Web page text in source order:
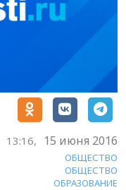
13:16, 15 июня 2016
ОБЩЕСТВО
ОБЩЕСТВО
ОБРАЗОВАНИЕ